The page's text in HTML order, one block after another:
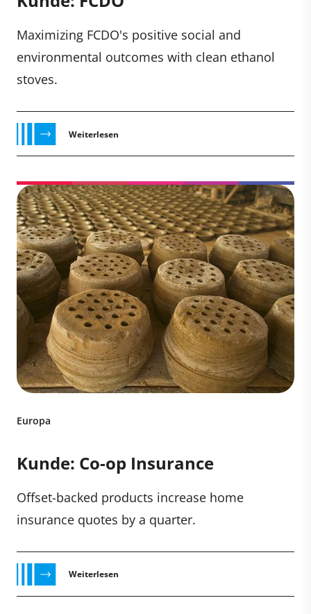
Maximizing FCDO's positive social and
environmental outcomes with clean ethanol
stoves.
Weiterlesen
Europa
Kunde: Co-op Insurance
Offset-backed products increase home
insurance quotes by a quarter.
Weiterlesen